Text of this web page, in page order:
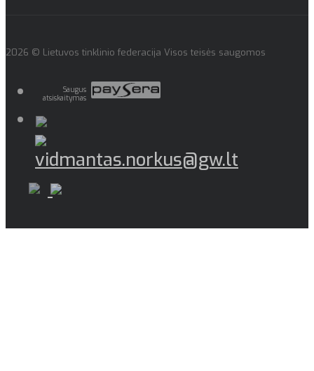
2026 © Lietuvos tinklinio federacija Visos teisės saugomos
Saugus
atsiskaitymas